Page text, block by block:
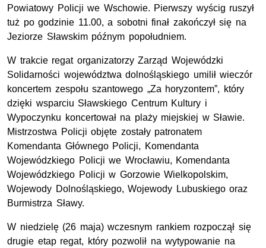
Powiatowy Policji we Wschowie. Pierwszy wyścig ruszył
tuż po godzinie 11.00, a sobotni finał zakończył się na
Jeziorze Sławskim późnym popołudniem.
W trakcie regat organizatorzy Zarząd Wojewódzki
Solidarności województwa dolnośląskiego umilił wieczór
koncertem zespołu szantowego „Za horyzontem”, który
dzięki wsparciu Sławskiego Centrum Kultury i
Wypoczynku koncertował na plaży miejskiej w Sławie.
Mistrzostwa Policji objęte zostały patronatem
Komendanta Głównego Policji, Komendanta
Wojewódzkiego Policji we Wrocławiu, Komendanta
Wojewódzkiego Policji w Gorzowie Wielkopolskim,
Wojewody Dolnośląskiego, Wojewody Lubuskiego oraz
Burmistrza Sławy.
W niedzielę (26 maja) wczesnym rankiem rozpoczął się
drugie etap regat, który pozwolił na wytypowanie na